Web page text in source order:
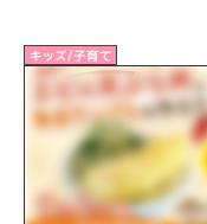
キッズ/子育て